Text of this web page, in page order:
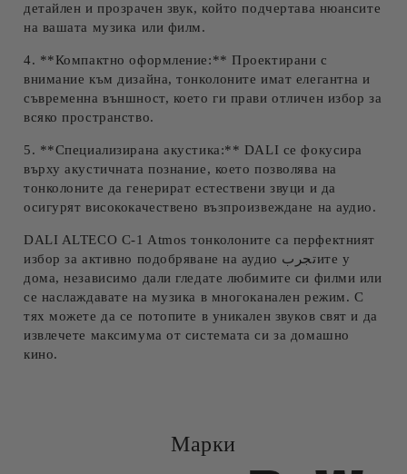
детайлен и прозрачен звук, който подчертава нюансите
на вашата музика или филм.
4. **Компактно оформление:** Проектирани с
внимание към дизайна, тонколоните имат елегантна и
съвременна външност, което ги прави отличен избор за
всяко пространство.
5. **Специализирана акустика:** DALI се фокусира
върху акустичната познание, което позволява на
тонколоните да генерират естествени звуци и да
осигурят висококачествено възпроизвеждане на аудио.
DALI ALTECO C-1 Atmos тонколоните са перфектният
избор за активно подобряване на аудио تجربите у
дома, независимо дали гледате любимите си филми или
се наслаждавате на музика в многоканален режим. С
тях можете да се потопите в уникален звуков свят и да
извлечете максимума от системата си за домашно
кино.
Марки